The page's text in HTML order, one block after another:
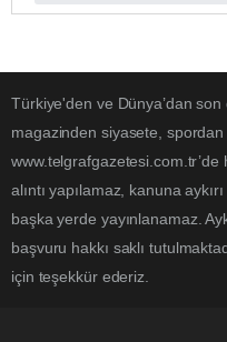
Türkiye'den ve Dünya’dan son
magazinden siyasete,
alıntı yapılamaz, kanuna
başka yerde yayınlanamaz.
başvuru hakkı saklı
için teşekkür ederiz.